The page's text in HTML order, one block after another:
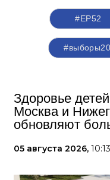
#ЕР52
Здоровье
Москва и
обновляют
05 августа 2026, 10:13